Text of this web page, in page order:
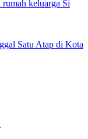
Satu Atap di Kota